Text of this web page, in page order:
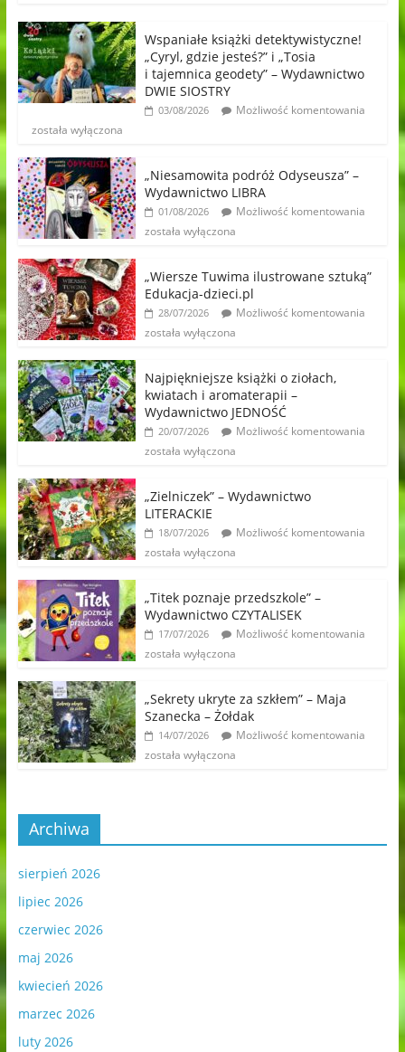
Wspaniałe książki detektywistyczne!
„Cyryl, gdzie jesteś?” i „Tosia
i tajemnica geodety” – Wydawnictwo
DWIE SIOSTRY
03/08/2026
Możliwość komentowania
została wyłączona
„Niesamowita podróż Odyseusza” –
Wydawnictwo LIBRA
01/08/2026
Możliwość komentowania
została wyłączona
„Wiersze Tuwima ilustrowane sztuką”
Edukacja-dzieci.pl
28/07/2026
Możliwość komentowania
została wyłączona
Najpiękniejsze książki o ziołach,
kwiatach i aromaterapii –
Wydawnictwo JEDNOŚĆ
20/07/2026
Możliwość komentowania
została wyłączona
„Zielniczek” – Wydawnictwo
LITERACKIE
18/07/2026
Możliwość komentowania
została wyłączona
„Titek poznaje przedszkole” –
Wydawnictwo CZYTALISEK
17/07/2026
Możliwość komentowania
została wyłączona
„Sekrety ukryte za szkłem” – Maja
Szanecka – Żołdak
14/07/2026
Możliwość komentowania
została wyłączona
Archiwa
sierpień 2026
lipiec 2026
czerwiec 2026
maj 2026
kwiecień 2026
marzec 2026
luty 2026